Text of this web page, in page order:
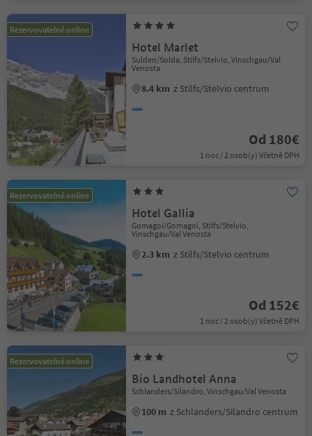
Rezervovatelné online
Hotel Marlet
Sulden/Solda, Stilfs/Stelvio, Vinschgau/Val
Venosta
8.4 km z Stilfs/Stelvio centrum
Od 180€
1 noc / 2 osob(y) Včetně DPH
Rezervovatelné online
Hotel Gallia
Gomagoi/Gomagoi, Stilfs/Stelvio,
Vinschgau/Val Venosta
2.3 km z Stilfs/Stelvio centrum
Od 152€
1 noc / 2 osob(y) Včetně DPH
Rezervovatelné online
Bio Landhotel Anna
Schlanders/Silandro, Vinschgau/Val Venosta
100 m z Schlanders/Silandro centrum